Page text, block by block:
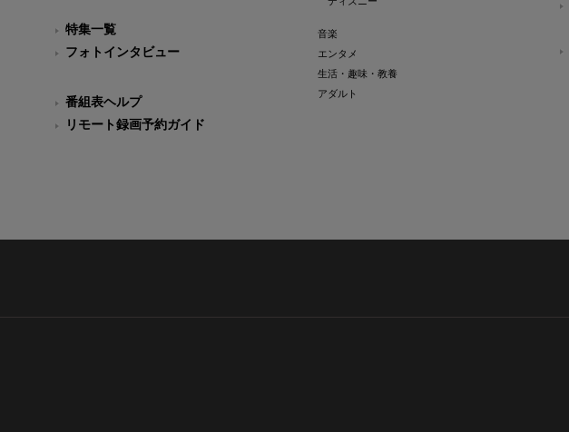
特集一覧
フォトインタビュー
番組表ヘルプ
リモート録画予約ガイド
音楽
エンタメ
生活・趣味・教養
アダルト